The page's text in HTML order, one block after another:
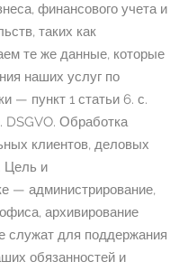
финансового учета и
таких как
те же данные, которые
наших услуг по
— пункт 1 статьи 6. с.
DSGVO. Обработка
клиентов, деловых
Цель и
— администрирование,
архивирование
служат для поддержания
обязанностей и